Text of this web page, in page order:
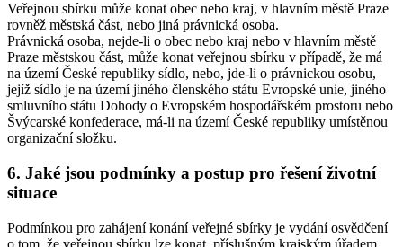
Veřejnou sbírku může konat obec nebo kraj, v hlavním městě Praze
rovněž městská část, nebo jiná právnická osoba.
Právnická osoba, nejde-li o obec nebo kraj nebo v hlavním městě
Praze městskou část, může konat veřejnou sbírku v případě, že má
na území České republiky sídlo, nebo, jde-li o právnickou osobu,
jejíž sídlo je na území jiného členského státu Evropské unie, jiného
smluvního státu Dohody o Evropském hospodářském prostoru nebo
Švýcarské konfederace, má-li na území České republiky umístěnou
organizační složku.
6. Jaké jsou podmínky a postup pro řešení životní
situace
Podmínkou pro zahájení konání veřejné sbírky je vydání osvědčení
o tom, že veřejnou sbírku lze konat, příslušným krajským úřadem